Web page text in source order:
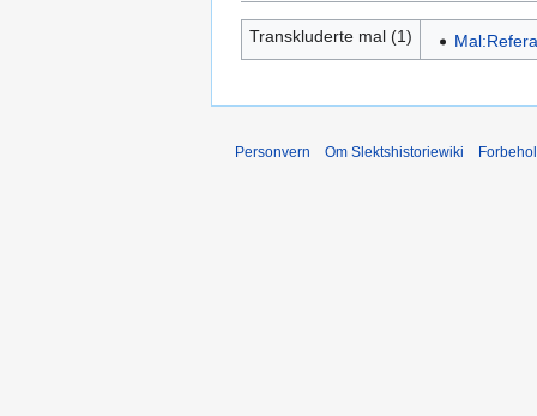
Transkluderte mal (1)
Personvern Om Slektshistoriewiki